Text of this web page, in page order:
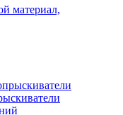
материал,